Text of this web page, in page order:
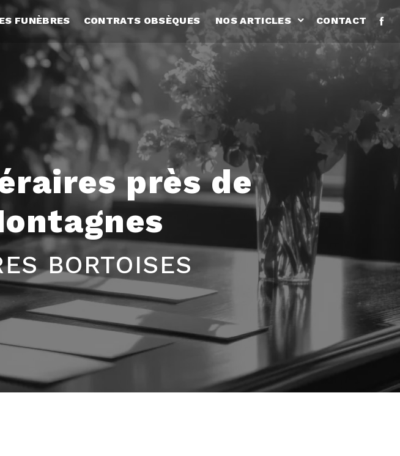
FUNÈBRES CONTRATS OBSÈQUES NOS ARTICLES CONTACT
près de
BORTOISES